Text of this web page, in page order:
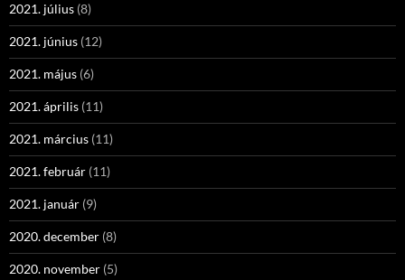
2021. július (8)
2021. június (12)
2021. május (6)
2021. április (11)
2021. március (11)
2021. február (11)
2021. január (9)
2020. december (8)
2020. november (5)